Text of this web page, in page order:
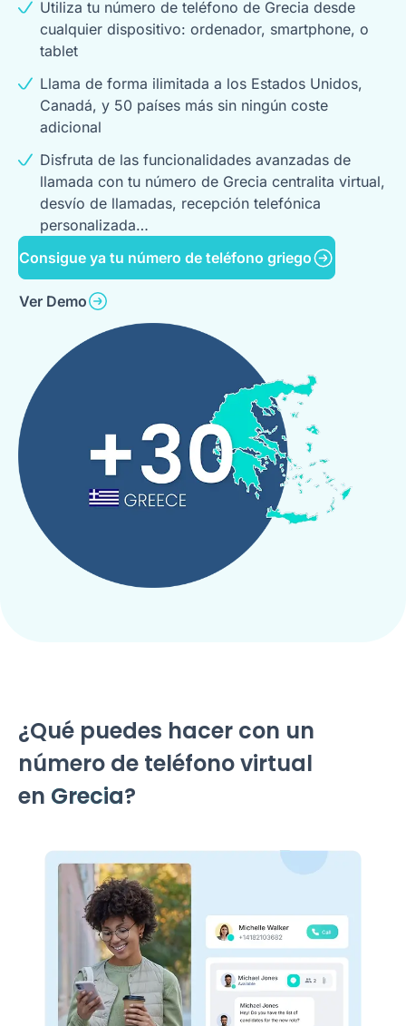
Utiliza tu número de teléfono de Grecia desde
cualquier dispositivo: ordenador, smartphone, o
tablet
Llama de forma ilimitada a los Estados Unidos,
Canadá, y 50 países más sin ningún coste
adicional
Disfruta de las funcionalidades avanzadas de
llamada con tu número de Grecia centralita virtual,
desvío de llamadas, recepción telefónica
personalizada…
Consigue ya tu número de teléfono griego
Ver Demo
¿Qué puedes hacer con un
número de teléfono virtual
en Grecia?